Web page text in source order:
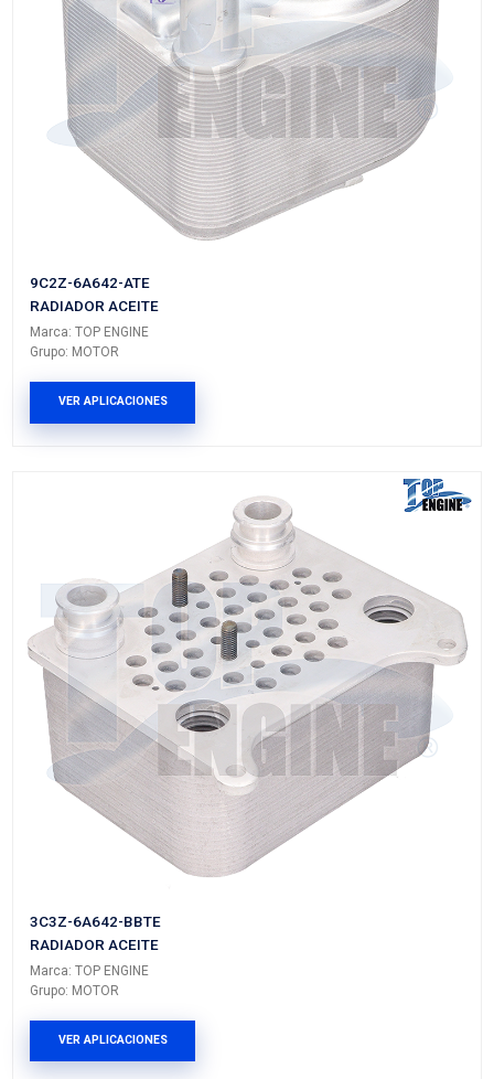
1S7Z-6A642-AAATE
RADIADOR ACEITE
Marca: TOP ENGINE
Grupo: MOTOR
VER APLICACIONES